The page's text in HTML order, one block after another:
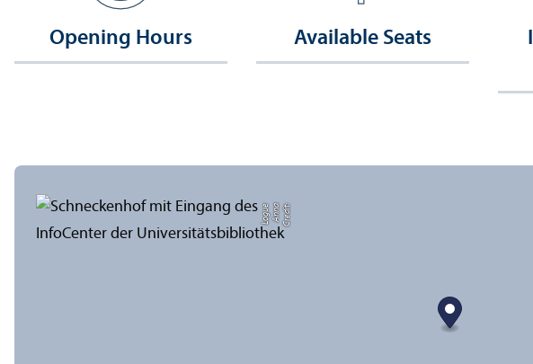
Opening Hours Available Seats
C
r
e
di
t:
A
n
n
a
L
o
g
u
e